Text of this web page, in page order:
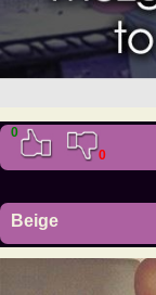
0
0
Beige